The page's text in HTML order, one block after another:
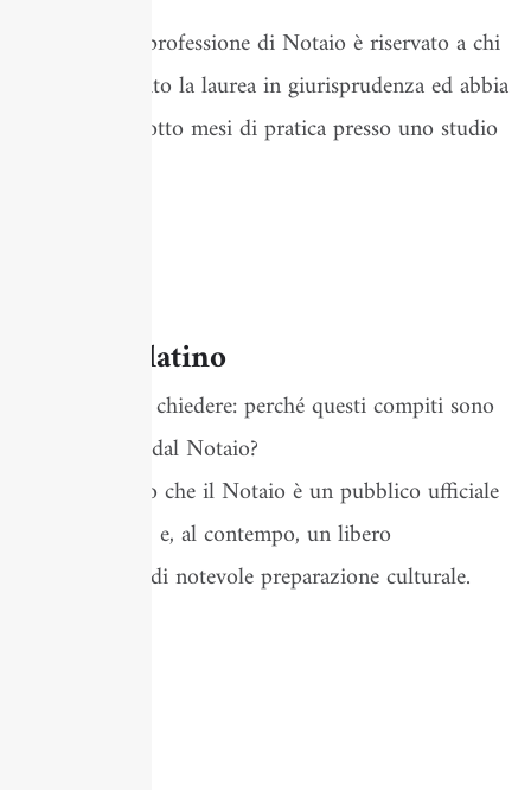
L’accesso alla professione di Notaio è riservato a chi
abbia conseguito la laurea in giurisprudenza ed abbia
compiuto diciotto mesi di pratica presso uno studio
Il Notaio latino
Ci si potrebbe chiedere: perché questi compiti sono
svolti proprio dal Notaio?
Va subito detto che il Notaio è un pubblico ufficiale
– imparziale – e, al contempo, un libero
professionista di notevole preparazione culturale.